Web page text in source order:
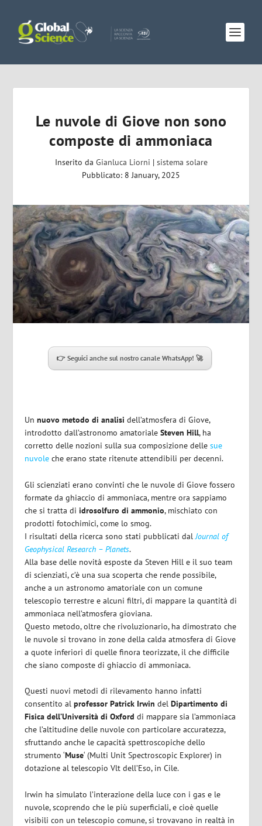
Le nuvole di Giove non sono
composte di ammoniaca
Inserito da Gianluca Liorni | sistema solare
Pubblicato: 8 January, 2025
👉 Seguici anche sul nostro canale WhatsApp! 🚀
Un nuovo metodo di analisi dell’atmosfera di Giove,
introdotto dall’astronomo amatorialeSteven Hill, ha
corretto delle nozioni sulla sua composizione dellesue
nuvole che erano state ritenute attendibili per decenni.
Gli scienziati erano convinti che le nuvole di Giove fossero
formate da ghiaccio di ammoniaca, mentre ora sappiamo
che si tratta diidrosolfuro di ammonio, mischiato con
prodotti fotochimici, come lo smog.
I risultati della ricerca sono stati pubblicati dalJournal of
Geophysical Research – Planets.
Alla base delle novità esposte da Steven Hill e il suo team
di scienziati, c’è una sua scoperta che rende possibile,
anche a un astronomo amatoriale con un comune
telescopio terrestre e alcuni filtri, di mappare la quantità di
ammoniaca nell’atmosfera gioviana.
Questo metodo, oltre che rivoluzionario, ha dimostrato che
le nuvole si trovano in zone della calda atmosfera di Giove
a quote inferiori di quelle finora teorizzate, il che difficile
che siano composte di ghiaccio di ammoniaca.
Questi nuovi metodi di rilevamento hanno infatti
consentito alprofessor Patrick Irwin delDipartimento di
Fisica dell’Università di Oxford di mappare sia l’ammoniaca
che l’altitudine delle nuvole con particolare accuratezza,
sfruttando anche le capacità spettroscopiche dello
strumento ‘Muse‘ (Multi Unit Spectroscopic Explorer) in
dotazione al telescopio Vlt dell’Eso, in Cile.
Irwin ha simulato l’interazione della luce con i gas e le
nuvole, scoprendo che le più superficiali, e cioè quelle
visibili con un telescopio comune, si trovavano in realtà in